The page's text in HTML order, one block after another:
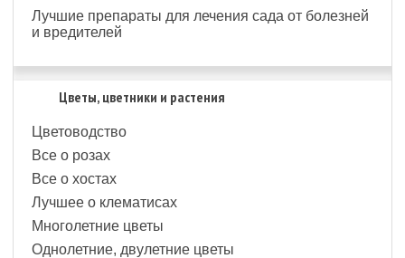
Лучшие препараты для лечения сада от болезней
и вредителей
Цветы, цветники и растения
Цветоводство
Все о розах
Все о хостах
Лучшее о клематисах
Многолетние цветы
Однолетние, двулетние цветы